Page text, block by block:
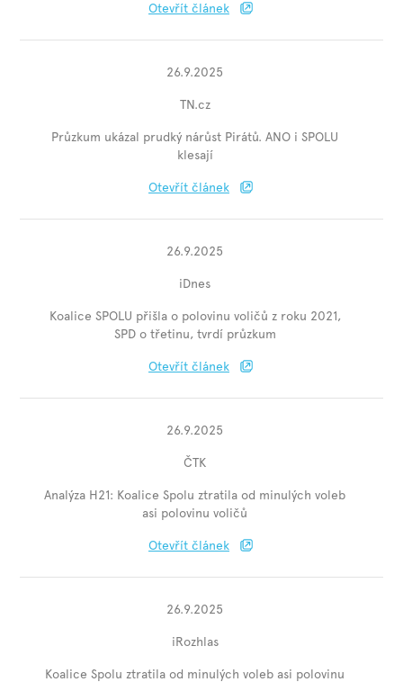
Otevřít článek
26.9.2025
TN.cz
Průzkum ukázal prudký nárůst Pirátů. ANO i SPOLU
klesají
Otevřít článek
26.9.2025
iDnes
Koalice SPOLU přišla o polovinu voličů z roku 2021,
SPD o třetinu, tvrdí průzkum
Otevřít článek
26.9.2025
ČTK
Analýza H21: Koalice Spolu ztratila od minulých voleb
asi polovinu voličů
Otevřít článek
26.9.2025
iRozhlas
Koalice Spolu ztratila od minulých voleb asi polovinu